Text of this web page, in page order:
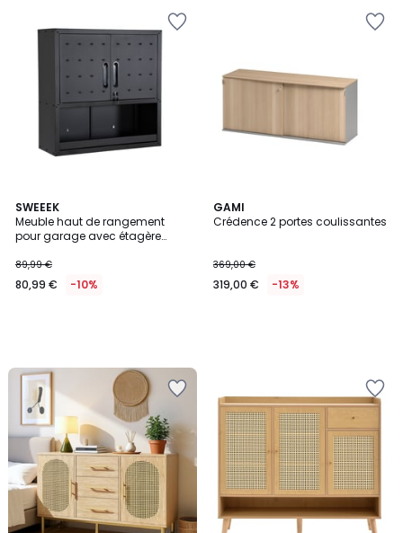
SWEEEK
Meuble haut de rangement
pour garage avec étagère
89,99 €
80,99 € -10%
GAMI
Crédence 2 portes coulissantes
369,00 €
319,00 € -13%